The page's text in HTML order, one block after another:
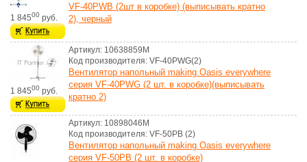
1 84500 руб.
VF-40PWB (2шт в коробке) (выписывать кратно
2), черный
1 84500 руб.
Артикул: 10638859M
Код производителя: VF-40PWG(2)
Вентилятор напольный making Оasis everywhere
серия VF-40PWG (2 шт. в коробке)(выписывать
кратно 2)
Артикул: 10898046M
Код производителя: VF-50PB (2)
Вентилятор напольный making Oasis everywhere
серия VF-50PB (2 шт. в коробке)